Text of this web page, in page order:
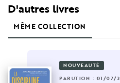
D'autres livres
MÊME COLLECTION
NOUVEAUTÉ
PARUTION : 01/07/